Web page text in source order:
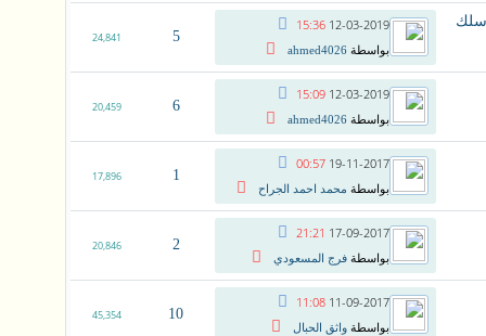
سلك 12-03-2019
15:36
بواسطة ahmed4026
5
24,841
12-03-2019
15:09
بواسطة ahmed4026
6
20,459
19-11-2017
00:57
بواسطة محمد احمد الجراح
1
17,896
17-09-2017
21:21
بواسطة فرج المسعودي
2
20,846
11-09-2017
11:08
بواسطة واثق الحبال
10
45,354